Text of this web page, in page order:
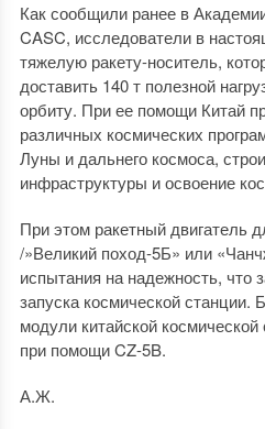
Как сообщили ранее в
CASC, исследователи в
тяжелую ракету-носитель,
доставить 140 т полезной
орбиту. При ее помощи Китай
различных космических
Луны и дальнего космоса,
инфраструктуры и освоение
При этом ракетный двигатель
/»Великий поход-5Б» или
испытания на надежность,
запуска космической
модули китайской
при помощи CZ-5B.
А.Ж.